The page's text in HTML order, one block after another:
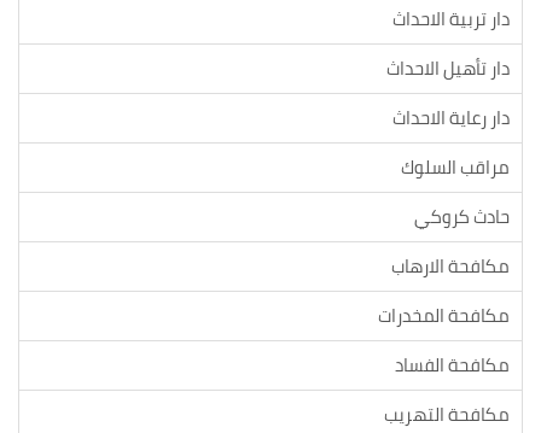
دار تربية الاحداث
دار تأهيل الاحداث
دار رعاية الاحداث
مراقب السلوك
حادث كروكي
مكافحة الارهاب
مكافحة المخدرات
مكافحة الفساد
مكافحة التهريب